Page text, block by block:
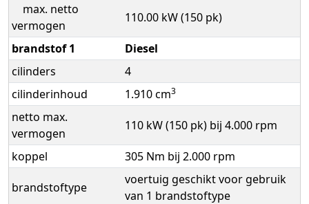
max. netto
vermogen
110.00 kW (150 pk)
brandstof 1
Diesel
cilinders
4
cilinderinhoud
1.910 cm3
netto max.
vermogen
110 kW (150 pk) bij 4.000 rpm
koppel 305 Nm bij 2.000 rpm
brandstoftype
voertuig geschikt voor gebruik
van 1 brandstoftype